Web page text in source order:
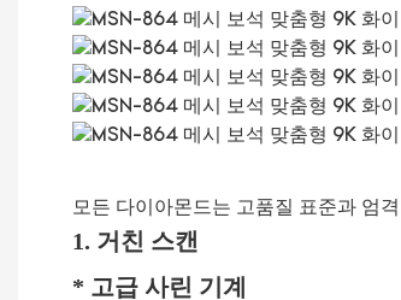
모든 다이아몬드는 고품질 표준과 엄
1. 거친 스캔
* 고급 사린 기계